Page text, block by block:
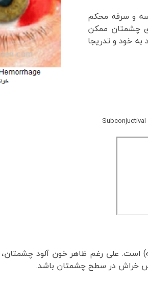
و سرفه محکم
چشمتان ممکن
خود و تدریجا
علی رغم ظاهر خون آلود چشمتان،
خراش در سطح چشمتان باشد.